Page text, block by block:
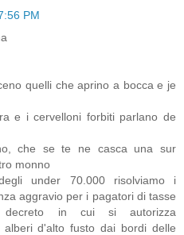
PM
quelli che aprino a bocca e je
e i cervelloni forbiti parlano de
che se te ne casca una sur
monno
under 70.000 risolviamo i
aggravio per i pagatori di tasse
decreto in cui si autorizza
d'alto fusto dai bordi delle